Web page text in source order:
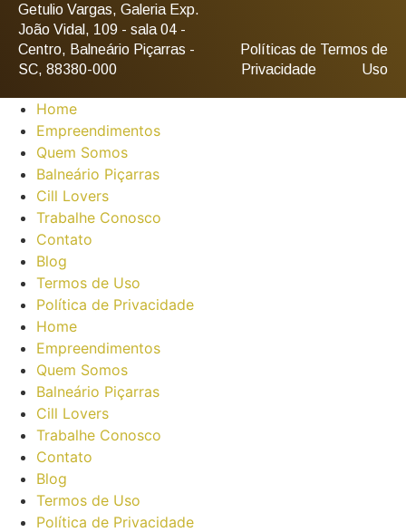
Getulio Vargas, Galeria Exp.
João Vidal, 109 - sala 04 -
Centro, Balneário Piçarras -
SC, 88380-000
Políticas de
Privacidade
Termos de
Uso
Home
Empreendimentos
Quem Somos
Balneário Piçarras
Cill Lovers
Trabalhe Conosco
Contato
Blog
Termos de Uso
Política de Privacidade
Home
Empreendimentos
Quem Somos
Balneário Piçarras
Cill Lovers
Trabalhe Conosco
Contato
Blog
Termos de Uso
Política de Privacidade